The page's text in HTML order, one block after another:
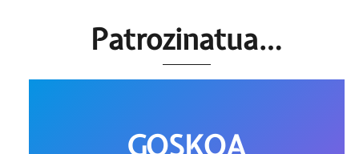
Patrozinatua…
GOSKOA